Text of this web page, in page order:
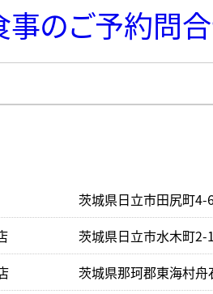
事のご予約問
茨城県日立市田尻町4-
茨城県日立市水木町2-
茨城県那珂郡東海村